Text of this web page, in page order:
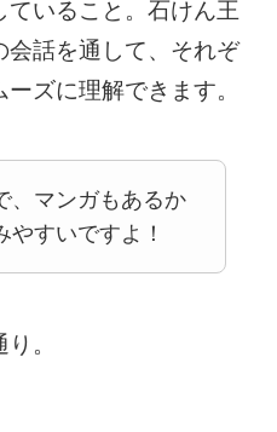
ていること。石けん王
会話を通して、それぞ
ズに理解できます。
、マンガもあるか
やすいですよ！
。